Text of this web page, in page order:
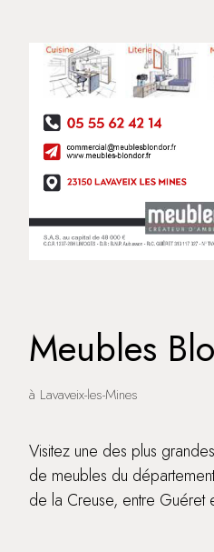
Meubles
à Lavaveix-les-Mines
Visitez une des plus
de meubles du
de la Creuse, entre Guéret